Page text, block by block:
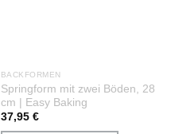
BACKFORMEN
Springform mit zwei Böden, 28
cm | Easy Baking
37,95 €